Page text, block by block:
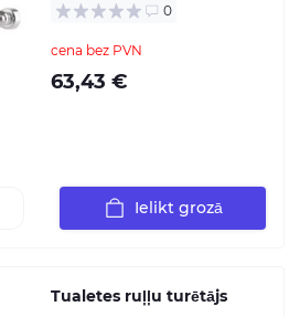
0
cena bez PVN
63,43 €
Ielikt grozā
Tualetes ruļļu turētājs